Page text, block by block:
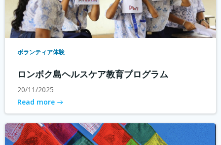
ボランティア体験
ロンボク島ヘルスケア教育プログラム
20/11/2025
Read more